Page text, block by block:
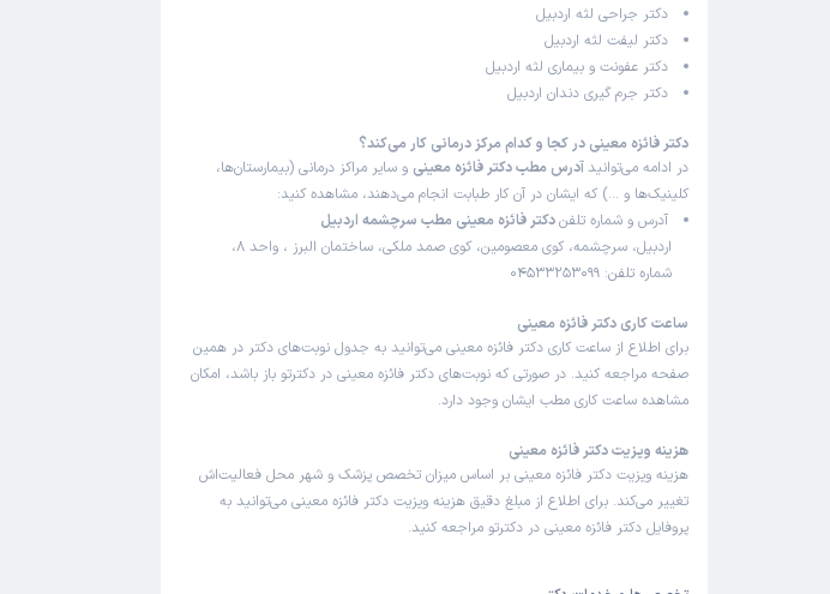
دکتر جراحی لثه اردبیل
دکتر لیفت لثه اردبیل
دکتر عفونت و بیماری لثه اردبیل
دکتر جرم گیری دندان اردبیل
دکتر فائزه معینی در کجا و کدام مرکز درمانی کار می‌کند؟
در ادامه می‌توانید آدرس مطب دکتر فائزه معینی و سایر مراکز درمانی (بیمارستان‌ها،
کلینیک‌ها و …) که ایشان در آن کار طبابت انجام می‌دهند، مشاهده کنید:
آدرس و شماره تلفندکتر فائزه معینی مطب سرچشمه اردبیل
اردبیل، سرچشمه، کوی معصومین، کوی صمد ملکی، ساختمان البرز ، واحد 8،
شماره تلفن: 04533253099
ساعت کاری دکتر فائزه معینی
برای اطلاع از ساعت کاری دکتر فائزه معینی می‌توانید به جدول نوبت‌های دکتر در همین
صفحه مراجعه کنید. در صورتی که نوبت‌های دکتر فائزه معینی در دکترتو باز باشد، امکان
مشاهده ساعت کاری مطب ایشان وجود دارد.
هزینه ویزیت دکتر فائزه معینی
هزینه ویزیت دکتر فائزه معینی بر اساس میزان تخصص پزشک و شهر محل فعالیت‌اش
تغییر می‌کند. برای اطلاع از مبلغ دقیق هزینه ویزیت دکتر فائزه معینی می‌توانید به
پروفایل دکتر فائزه معینی در دکترتو مراجعه کنید.